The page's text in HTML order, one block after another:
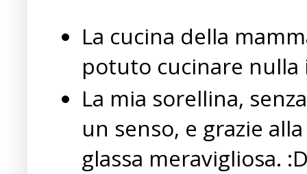
La cucina della
potuto cucinare nulla
La mia sorellina,
un senso, e grazie
glassa meravigliosa.